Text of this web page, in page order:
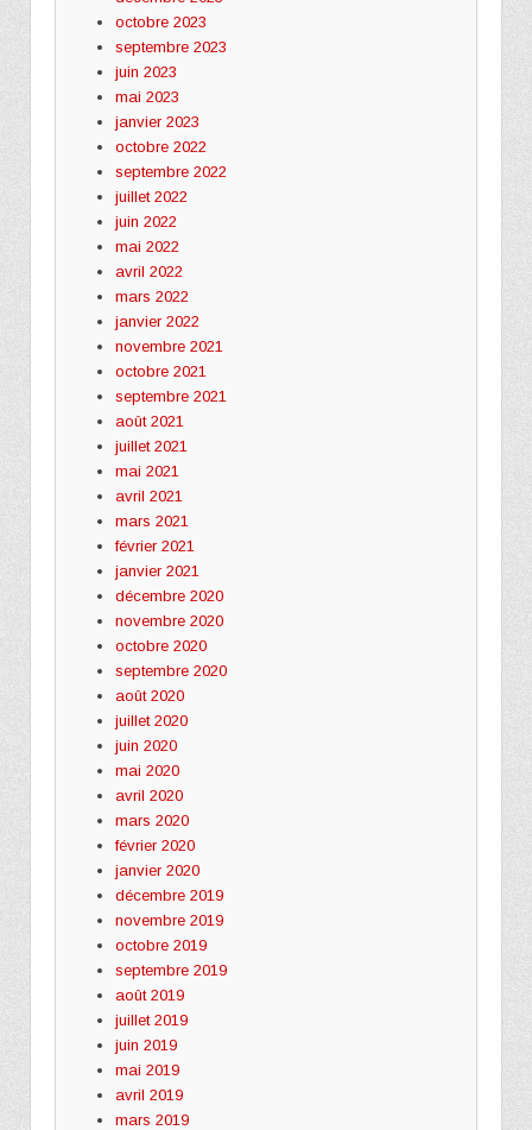
octobre 2023
septembre 2023
juin 2023
mai 2023
janvier 2023
octobre 2022
septembre 2022
juillet 2022
juin 2022
mai 2022
avril 2022
mars 2022
janvier 2022
novembre 2021
octobre 2021
septembre 2021
août 2021
juillet 2021
mai 2021
avril 2021
mars 2021
février 2021
janvier 2021
décembre 2020
novembre 2020
octobre 2020
septembre 2020
août 2020
juillet 2020
juin 2020
mai 2020
avril 2020
mars 2020
février 2020
janvier 2020
décembre 2019
novembre 2019
octobre 2019
septembre 2019
août 2019
juillet 2019
juin 2019
mai 2019
avril 2019
mars 2019